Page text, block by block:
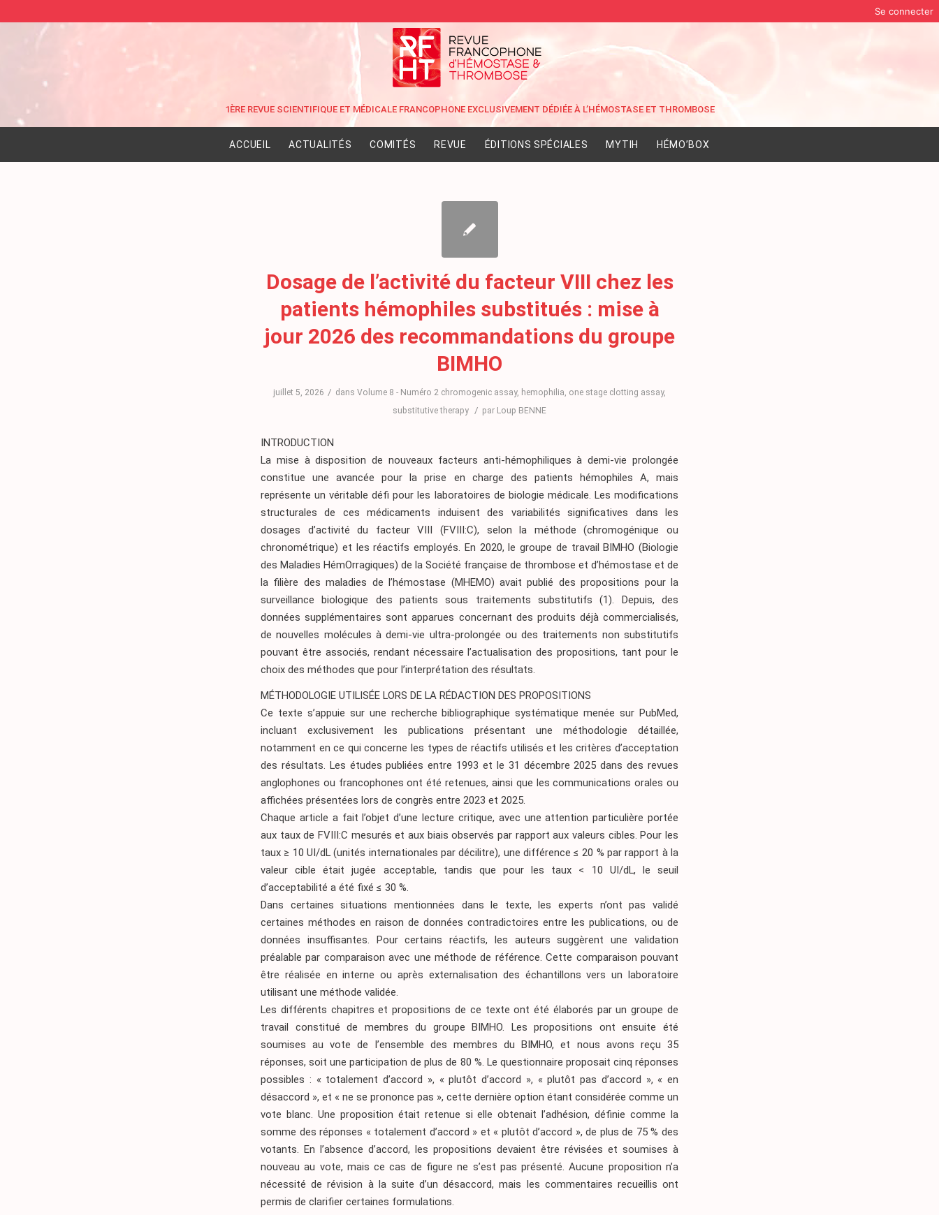
Se connecter
ACCUEIL ACTUALITÉS COMITÉS REVUE ÉDITIONS SPÉCIALES MYTIH HÉMO’BOX
Dosage de l’activité du facteur VIII chez les
patients hémophiles substitués : mise à
jour 2026 des recommandations du groupe
BIMHO
juillet 5, 2026 / dans Volume 8 - Numéro 2 chromogenic assay, hemophilia, one stage clotting assay,
substitutive therapy / par Loup BENNE
INTRODUCTION
La mise à disposition de nouveaux facteurs anti-hémophiliques à demi-vie prolongée
constitue une avancée pour la prise en charge des patients hémophiles A, mais
représente un véritable défi pour les laboratoires de biologie médicale. Les modifications
structurales de ces médicaments induisent des variabilités significatives dans les
dosages d’activité du facteur VIII (FVIII:C), selon la méthode (chromogénique ou
chronométrique) et les réactifs employés. En 2020, le groupe de travail BIMHO (Biologie
des Maladies HémOrragiques) de la Société française de thrombose et d’hémostase et de
la filière des maladies de l’hémostase (MHEMO) avait publié des propositions pour la
surveillance biologique des patients sous traitements substitutifs(1). Depuis, des
données supplémentaires sont apparues concernant des produits déjà commercialisés,
de nouvelles molécules à demi-vie ultra-prolongée ou des traitements non substitutifs
pouvant être associés, rendant nécessaire l’actualisation des propositions, tant pour le
choix des méthodes que pour l’interprétation des résultats.
MÉTHODOLOGIE UTILISÉE LORS DE LA RÉDACTION DES PROPOSITIONS
Ce texte s’appuie sur une recherche bibliographique systématique menée sur PubMed,
incluant exclusivement les publications présentant une méthodologie détaillée,
notamment en ce qui concerne les types de réactifs utilisés et les critères d’acceptation
des résultats. Les études publiées entre 1993 et le 31 décembre 2025 dans des revues
anglophones ou francophones ont été retenues, ainsi que les communications orales ou
affichées présentées lors de congrès entre 2023 et 2025.
Chaque article a fait l’objet d’une lecture critique, avec une attention particulière portée
aux taux de FVIII:C mesurés et aux biais observés par rapport aux valeurs cibles. Pour les
taux ≥ 10 UI/dL (unités internationales par décilitre), une différence ≤ 20 % par rapport à la
valeur cible était jugée acceptable, tandis que pour les taux < 10 UI/dL, le seuil
d’acceptabilité a été fixé ≤ 30 %.
Dans certaines situations mentionnées dans le texte, les experts n’ont pas validé
certaines méthodes en raison de données contradictoires entre les publications, ou de
données insuffisantes. Pour certains réactifs, les auteurs suggèrent une validation
préalable par comparaison avec une méthode de référence. Cette comparaison pouvant
être réalisée en interne ou après externalisation des échantillons vers un laboratoire
utilisant une méthode validée.
Les différents chapitres et propositions de ce texte ont été élaborés par un groupe de
travail constitué de membres du groupe BIMHO. Les propositions ont ensuite été
soumises au vote de l’ensemble des membres du BIMHO, et nous avons reçu 35
réponses, soit une participation de plus de 80 %. Le questionnaire proposait cinq réponses
possibles : « totalement d’accord », « plutôt d’accord », « plutôt pas d’accord », « en
désaccord », et « ne se prononce pas », cette dernière option étant considérée comme un
vote blanc. Une proposition était retenue si elle obtenait l’adhésion, définie comme la
somme des réponses « totalement d’accord » et « plutôt d’accord », de plus de 75 % des
votants. En l’absence d’accord, les propositions devaient être révisées et soumises à
nouveau au vote, mais ce cas de figure ne s’est pas présenté. Aucune proposition n’a
nécessité de révision à la suite d’un désaccord, mais les commentaires recueillis ont
permis de clarifier certaines formulations.